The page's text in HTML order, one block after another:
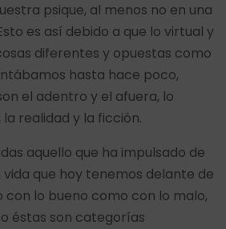
psique, al menos no en una
es así debido a que lo virtual y
diferentes y opuestas como
hasta hace poco,
el adentro y el afuera, lo
realidad y la ficción.
aquello que ha impulsado de
que hoy tenemos delante de
con lo bueno como con lo malo,
éstas son categorías